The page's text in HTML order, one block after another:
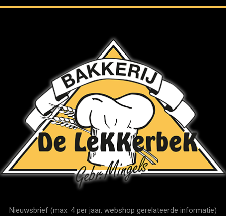
Nieuwsbrief (max. 4 per jaar, webshop gerelateerde informatie)